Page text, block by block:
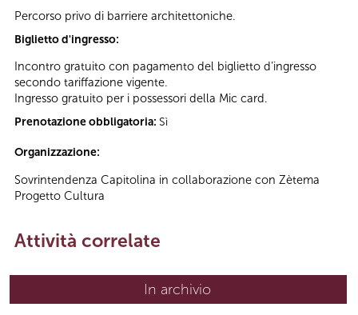
Percorso privo di barriere architettoniche.
Biglietto d'ingresso:
Incontro gratuito con pagamento del biglietto d’ingresso
secondo tariffazione vigente.
Ingresso gratuito per i possessori della Mic card.
Prenotazione obbligatoria: Sì
Organizzazione:
Sovrintendenza Capitolina in collaborazione con Zètema
Progetto Cultura
Attività correlate
In archivio